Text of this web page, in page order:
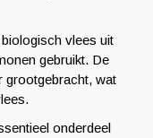
vlees uit
gebruikt. De
grootgebracht, wat
onderdeel